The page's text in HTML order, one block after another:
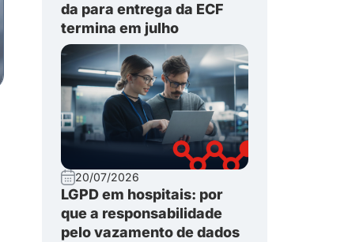
da para entrega da ECF
termina em julho
20/07/2026
LGPD em hospitais: por
que a responsabilidade
pelo vazamento de dados